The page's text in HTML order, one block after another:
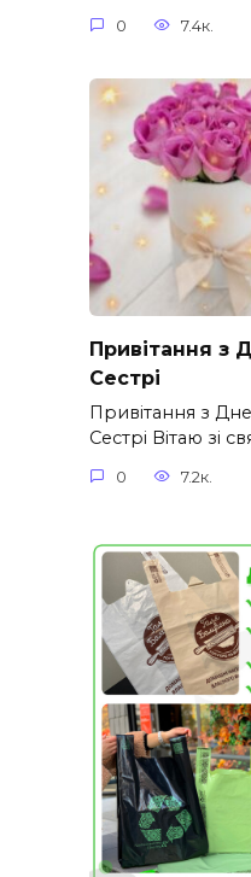
0 7.4к.
Привітання з
Сестрі
Привітання з
Сестрі Вітаю зі
0 7.2к.